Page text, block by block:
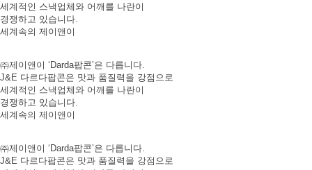
세계적인 스낵업체와 어깨를 나란이
경쟁하고 있습니다.
세계속의 제이앤이
㈜제이앤이 ‘Darda팝콘’은 다릅니다.
J&E 다르다팝콘은 맛과 품질력을 강점으로
세계적인 스낵업체와 어깨를 나란이
경쟁하고 있습니다.
세계속의 제이앤이
㈜제이앤이 ‘Darda팝콘’은 다릅니다.
J&E 다르다팝콘은 맛과 품질력을 강점으로